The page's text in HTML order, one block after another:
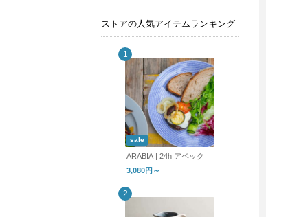
ストアの人気アイテムランキング
sale
ARABIA | 24h アベック
3,080円～